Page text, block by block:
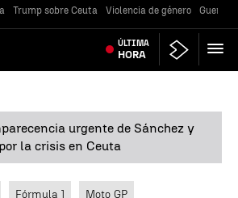
Trump sobre Ceuta Violencia de género Guerra
ÚLTIMA
HORA
urgente de Sánchez y
la crisis en Ceuta
Fórmula 1 Moto GP